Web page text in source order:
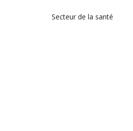
Secteur de la santé